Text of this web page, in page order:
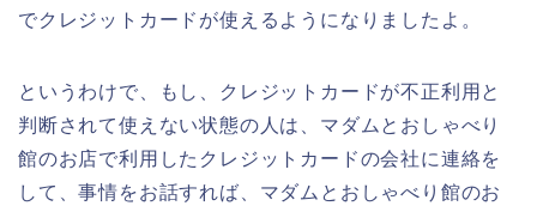
でクレジットカードが使えるようになりましたよ。
というわけで、もし、クレジットカードが不正利用と
判断されて使えない状態の人は、マダムとおしゃべり
館のお店で利用したクレジットカードの会社に連絡を
して、事情をお話すれば、マダムとおしゃべり館のお